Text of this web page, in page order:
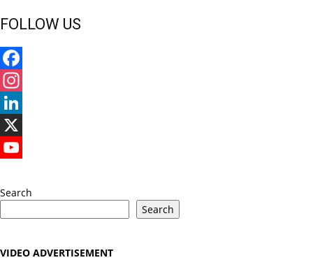
FOLLOW US
Facebook
Instagram
LinkedIn
X
Search
Search
VIDEO ADVERTISEMENT